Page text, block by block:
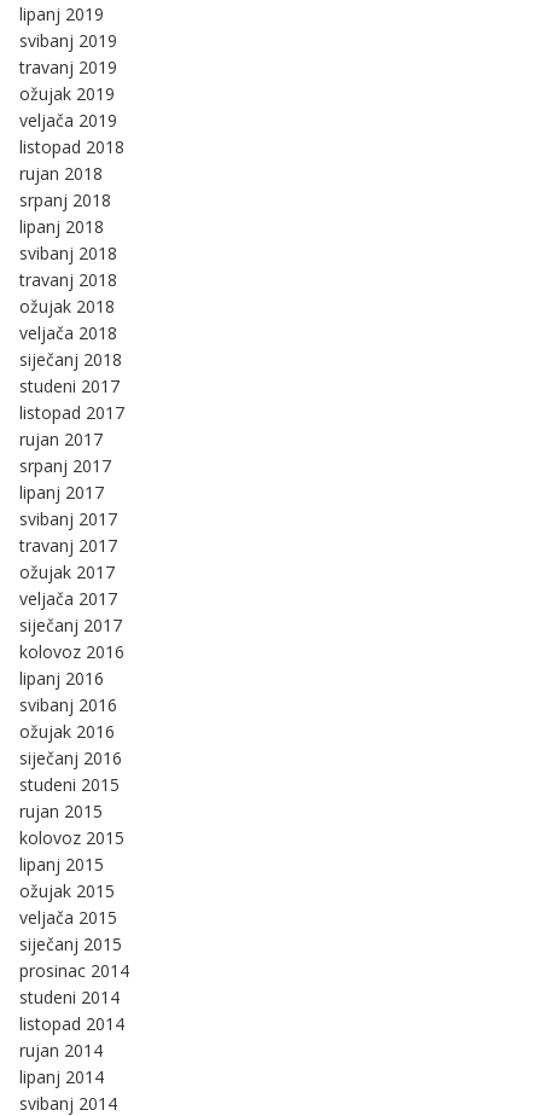
lipanj 2019
svibanj 2019
travanj 2019
ožujak 2019
veljača 2019
listopad 2018
rujan 2018
srpanj 2018
lipanj 2018
svibanj 2018
travanj 2018
ožujak 2018
veljača 2018
siječanj 2018
studeni 2017
listopad 2017
rujan 2017
srpanj 2017
lipanj 2017
svibanj 2017
travanj 2017
ožujak 2017
veljača 2017
siječanj 2017
kolovoz 2016
lipanj 2016
svibanj 2016
ožujak 2016
siječanj 2016
studeni 2015
rujan 2015
kolovoz 2015
lipanj 2015
ožujak 2015
veljača 2015
siječanj 2015
prosinac 2014
studeni 2014
listopad 2014
rujan 2014
lipanj 2014
svibanj 2014